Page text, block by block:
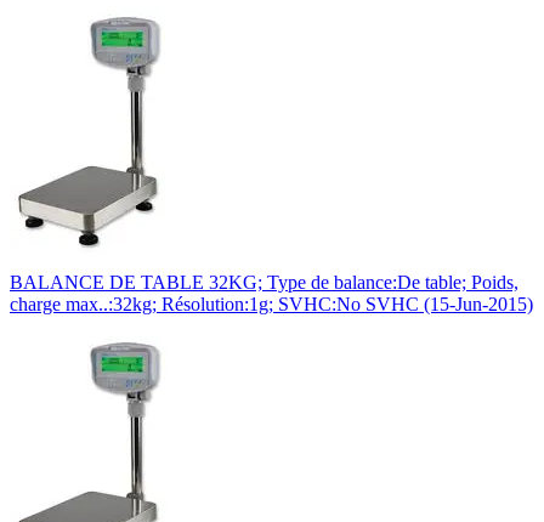
BALANCE DE TABLE 32KG; Type de balance:De table; Poids,
charge max..:32kg; Résolution:1g; SVHC:No SVHC (15-Jun-2015)